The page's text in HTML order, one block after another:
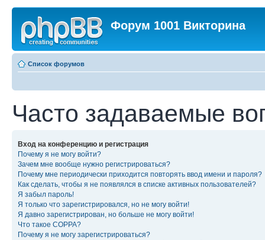
Форум 1001 Викторина
Список форумов
Часто задаваемые
Вход на конференцию и регистрация
Почему я не могу войти?
Зачем мне вообще нужно регистрироваться?
Почему мне периодически приходится повторять ввод имени и пароля?
Как сделать, чтобы я не появлялся в списке активных пользователей?
Я забыл пароль!
Я только что зарегистрировался, но не могу войти!
Я давно зарегистрирован, но больше не могу войти!
Что такое COPPA?
Почему я не могу зарегистрироваться?